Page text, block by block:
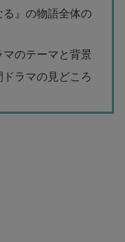
る』の物語全体の
のテーマと背景
ラマの見どころ